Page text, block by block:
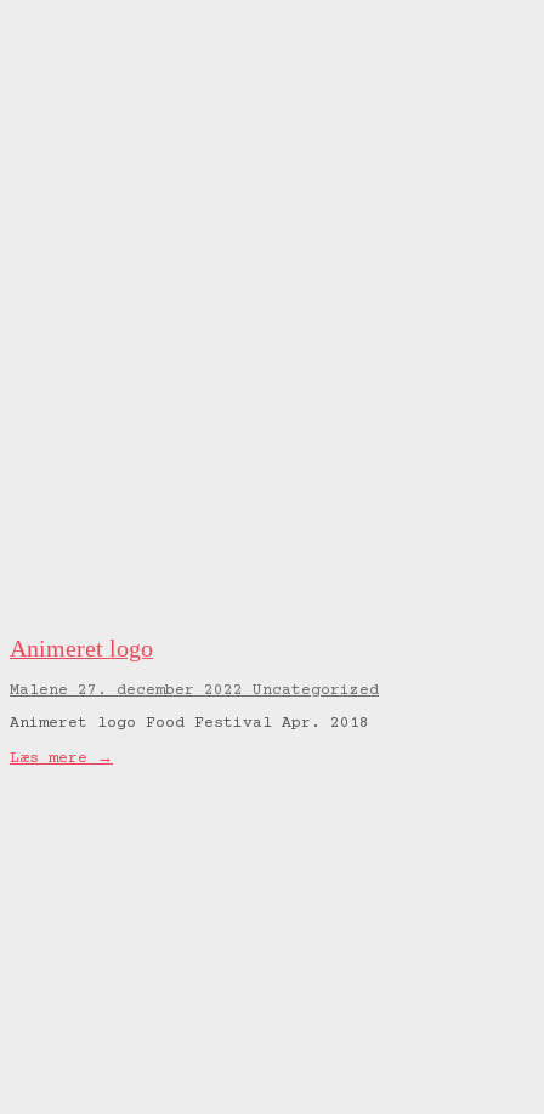
Animeret logo
Malene 27. december 2022
Uncategorized
Animeret logo Food Festival Apr. 2018
Læs mere →